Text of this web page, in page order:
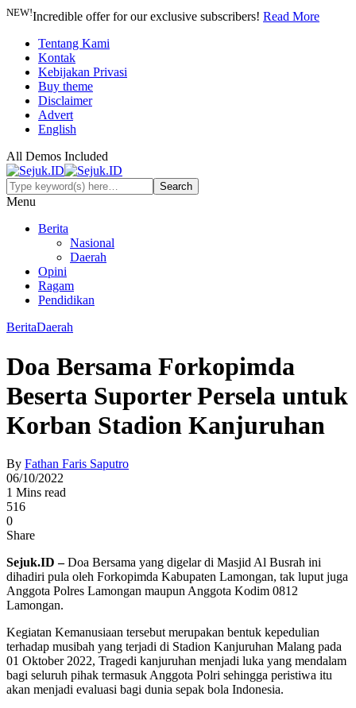
NEW!Incredible offer for our exclusive subscribers! Read More
Tentang Kami
Kontak
Kebijakan Privasi
Buy theme
Disclaimer
Advert
English
All Demos Included
Menu
Berita
Nasional
Daerah
Opini
Ragam
Pendidikan
BeritaDaerah
Doa Bersama Forkopimda
Beserta Suporter Persela untuk
Korban Stadion Kanjuruhan
By Fathan Faris Saputro
06/10/2022
1 Mins read
516
0
Share
Sejuk.ID –Doa Bersama yang digelar di Masjid Al Busrah ini
dihadiri pula oleh Forkopimda Kabupaten Lamongan, tak luput juga
Anggota Polres Lamongan maupun Anggota Kodim 0812
Lamongan.
Kegiatan Kemanusiaan tersebut merupakan bentuk kepedulian
terhadap musibah yang terjadi di Stadion Kanjuruhan Malang pada
01 Oktober 2022, Tragedi kanjuruhan menjadi luka yang mendalam
bagi seluruh pihak termasuk Anggota Polri sehingga peristiwa itu
akan menjadi evaluasi bagi dunia sepak bola Indonesia.